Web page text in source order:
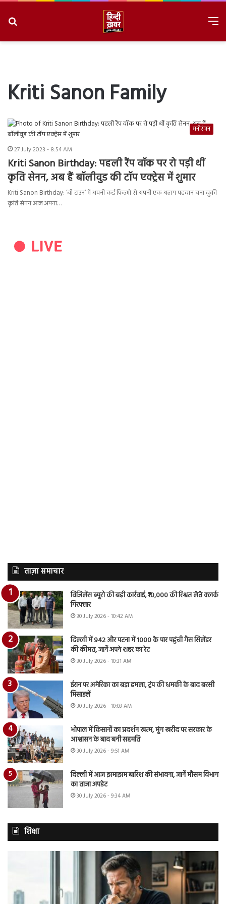
Kriti Sanon Family
मनोरंजन
27 July 2023 - 8:54 AM
Kriti Sanon Birthday: पहली रैंप वॉक पर रो पड़ी थीं
कृति सेनन, अब हैं बॉलीवुड की टॉप एक्ट्रेस में शुमार
Kriti Sanon Birthday: ‘बी टाउन’ में अपनी कई फिल्मों से अपनी एक अलग पहचान बना चुकी
कृति सेनन आज अपना…
ताज़ा समाचार
विजिलेंस ब्यूरो की बड़ी कार्रवाई, ₹10,000 की रिश्वत लेते क्लर्क
गिरफ्तार
30 July 2026 - 10:42 AM
दिल्ली में 942 और पटना में 1000 के पार पहुंची गैस सिलेंडर
की कीमत, जानें अपने शहर का रेट
30 July 2026 - 10:31 AM
ईरान पर अमेरिका का बड़ा हमला, ट्रंप की धमकी के बाद बरसी
मिसाइलें
30 July 2026 - 10:03 AM
भोपाल में किसानों का प्रदर्शन खत्म, मूंग खरीद पर सरकार के
आश्वासन के बाद बनी सहमति
30 July 2026 - 9:51 AM
दिल्ली में आज झमाझम बारिश की संभावना, जानें मौसम विभाग
का ताजा अपडेट
30 July 2026 - 9:34 AM
शिक्षा